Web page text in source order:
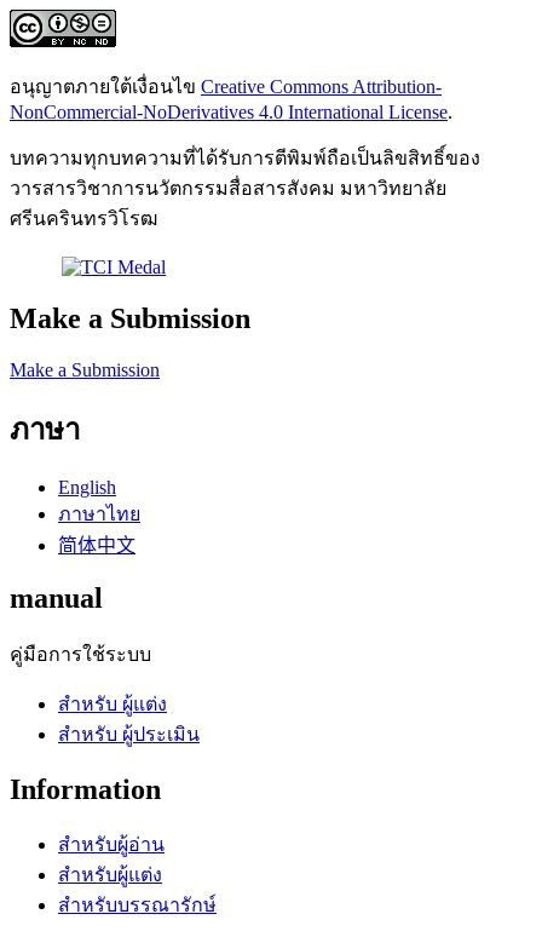
อนุญาตภายใต้เงื่อนไข Creative Commons Attribution-
NonCommercial-NoDerivatives 4.0 International License.
บทความทุกบทความที่ได้รับการตีพิมพ์ถือเป็นลิขสิทธิ์ของ
วารสารวิชาการนวัตกรรมสื่อสารสังคม มหาวิทยาลัย
ศรีนครินทรวิโรฒ
Make a Submission
Make a Submission
ภาษา
English
ภาษาไทย
简体中文
manual
คู่มือการใช้ระบบ
สำหรับ ผู้แต่ง
สำหรับ ผู้ประเมิน
Information
สำหรับผู้อ่าน
สำหรับผู้แต่ง
สำหรับบรรณารักษ์